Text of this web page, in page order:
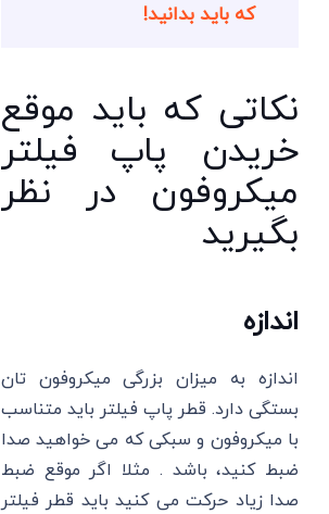
که باید بدانید!
نکاتی که باید موقع
خریدن پاپ فیلتر
میکروفون در نظر
بگیرید
اندازه
اندازه به میزان بزرگی میکروفون تان
بستگی دارد. قطر پاپ فیلتر باید متناسب
با میکروفون و سبکی که می خواهید صدا
ضبط کنید، باشد . مثلا اگر موقع ضبط
صدا زیاد حرکت می کنید باید قطر فیلتر